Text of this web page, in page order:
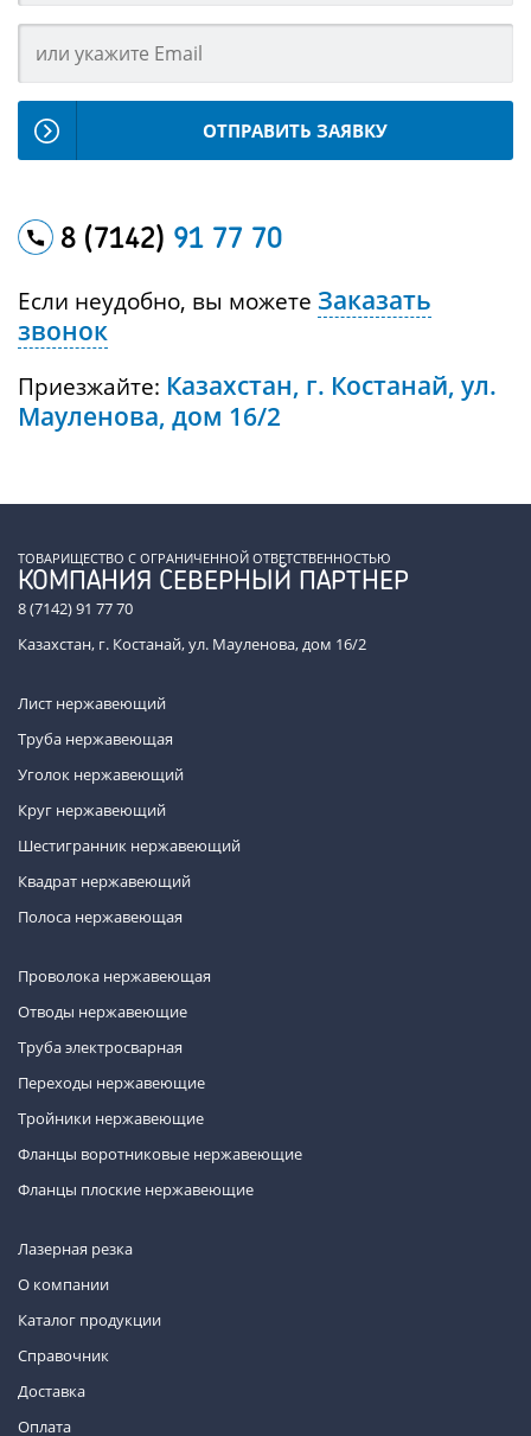
ОТПРАВИТЬ ЗАЯВКУ
8 (7142) 91 77 70
Если неудобно, вы можете Заказать
звонок
Приезжайте: Казахстан, г. Костанай, ул.
Мауленова, дом 16/2
ТОВАРИЩЕСТВО С ОГРАНИЧЕННОЙ ОТВЕТСТВЕННОСТЬЮ
КОМПАНИЯ СЕВЕРНЫЙ ПАРТНЕР
8 (7142) 91 77 70
Казахстан, г. Костанай, ул. Мауленова, дом 16/2
Лист нержавеющий
Труба нержавеющая
Уголок нержавеющий
Круг нержавеющий
Шестигранник нержавеющий
Квадрат нержавеющий
Полоса нержавеющая
Проволока нержавеющая
Отводы нержавеющие
Труба электросварная
Переходы нержавеющие
Тройники нержавеющие
Фланцы воротниковые нержавеющие
Фланцы плоские нержавеющие
Лазерная резка
О компании
Каталог продукции
Справочник
Доставка
Оплата